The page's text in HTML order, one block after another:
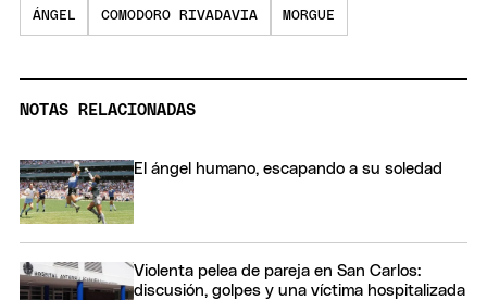
ÁNGEL COMODORO RIVADAVIA MORGUE
NOTAS RELACIONADAS
El ángel humano, escapando a su soledad
Violenta pelea de pareja en San Carlos:
discusión, golpes y una víctima hospitalizada